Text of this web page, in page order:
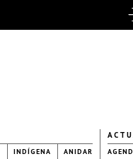
INDÍGENA ANIDAR